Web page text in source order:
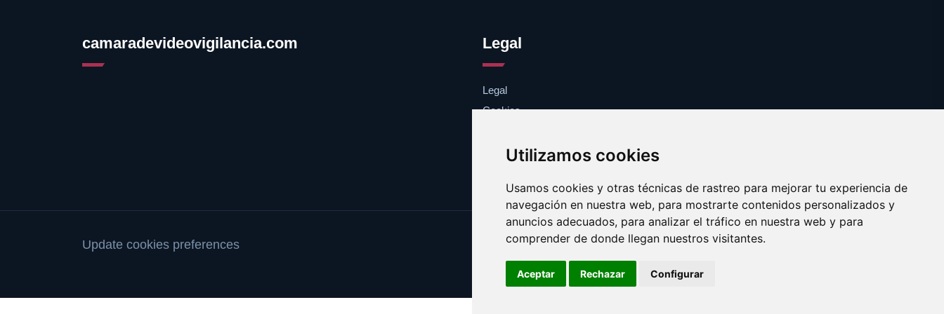
Utilizamos cookies
Usamos cookies y otras técnicas de rastreo para mejorar tu experiencia de
navegación en nuestra web, para mostrarte contenidos personalizados y
anuncios adecuados, para analizar el tráfico en nuestra web y para
comprender de donde llegan nuestros visitantes.
Aceptar Rechazar Configurar
camaradevideovigilancia.com Legal
Legal
Cookies
Update cookies preferences
Copyright © 2025